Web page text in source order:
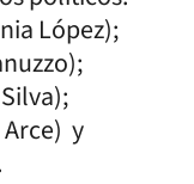
López);
y